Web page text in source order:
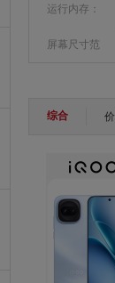
运行内存：
屏幕尺寸范
综合